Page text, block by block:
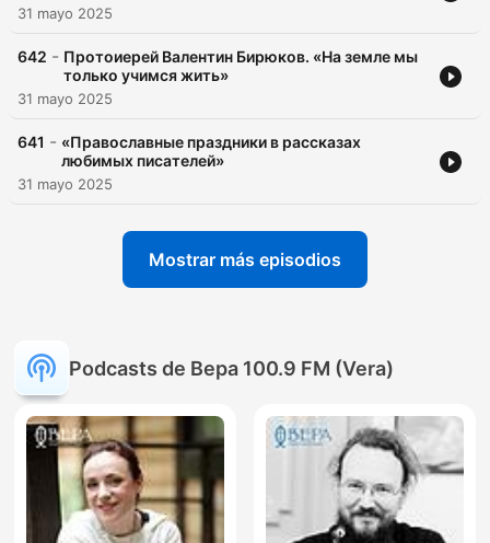
31 mayo 2025
642 - Протоиерей Валентин Бирюков. «На земле мы
только учимся жить»
31 mayo 2025
641 - «Православные праздники в рассказах
любимых писателей»
31 mayo 2025
Mostrar más episodios
Podcasts de Вера 100.9 FM (Vera)